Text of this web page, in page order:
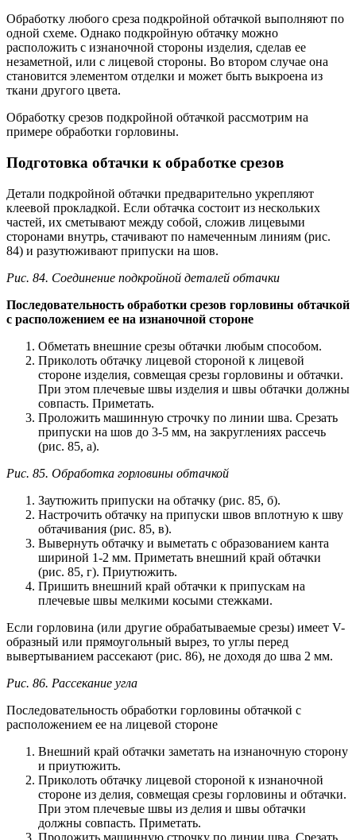
Обработку любого среза подкройной обтачкой выполняют по
одной схеме. Однако подкройную обтачку можно
расположить с изнаночной стороны изделия, сделав ее
незаметной, или с лицевой стороны. Во втором случае она
становится элементом отделки и может быть выкроена из
ткани другого цвета.
Обработку срезов подкройной обтачкой рассмотрим на
примере обработки горловины.
Подготовка обтачки к обработке срезов
Детали подкройной обтачки предварительно укрепляют
клеевой прокладкой. Если обтачка состоит из нескольких
частей, их сметывают между собой, сложив лицевыми
сторонами внутрь, стачивают по намеченным линиям (рис.
84) и разутюживают припуски на шов.
Рис. 84. Соединение подкройной деталей обтачки
Последовательность обработки срезов горловины обтачкой
с расположением ее на изнаночной стороне
Обметать внешние срезы обтачки любым способом.
Приколоть обтачку лицевой стороной к лицевой
стороне изделия, совмещая срезы горловины и обтачки.
При этом плечевые швы изделия и швы обтачки должны
совпасть. Приметать.
Проложить машинную строчку по линии шва. Срезать
припуски на шов до 3-5 мм, на закруглениях рассечь
(рис. 85, а).
Рис. 85. Обработка горловины обтачкой
Заутюжить припуски на обтачку (рис. 85, б).
Настрочить обтачку на припуски швов вплотную к шву
обтачивания (рис. 85, в).
Вывернуть обтачку и выметать с образованием канта
шириной 1-2 мм. Приметать внешний край обтачки
(рис. 85, г). Приутюжить.
Пришить внешний край обтачки к припускам на
плечевые швы мелкими косыми стежками.
Если горловина (или другие обрабатываемые срезы) имеет V-
образный или прямоугольный вырез, то углы перед
вывертыванием рассекают (рис. 86), не доходя до шва 2 мм.
Рис. 86. Рассекание угла
Последовательность обработки горловины обтачкой с
расположением ее на лицевой стороне
Внешний край обтачки заметать на изнаночную сторону
и приутюжить.
Приколоть обтачку лицевой стороной к изнаночной
стороне из делия, совмещая срезы горловины и обтачки.
При этом плечевые швы из делия и швы обтачки
должны совпасть. Приметать.
Проложить машинную строчку по линии шва. Срезать